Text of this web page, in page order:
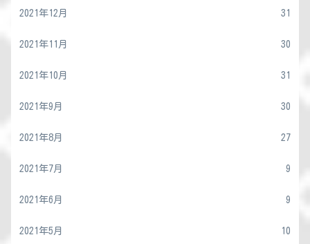
2021年12月 31
2021年11月 30
2021年10月 31
2021年9月 30
2021年8月 27
2021年7月 9
2021年6月 9
2021年5月 10